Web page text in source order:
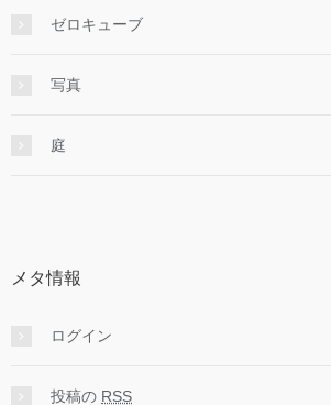
ゼロキューブ
写真
庭
メタ情報
ログイン
投稿の RSS